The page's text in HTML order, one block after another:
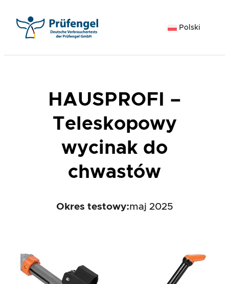
Polski
HAUSPROFI –
Teleskopowy
wycinak do
chwastów
Okres testowy:maj 2025